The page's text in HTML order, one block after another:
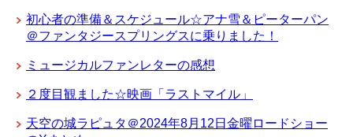
初心者の準備＆スケジュール☆アナ雪＆ピーターパン
＠ファンタジースプリングスに乗りました！
ミュージカルファンレターの感想
２度目観ました☆映画「ラストマイル」
天空の城ラピュタ＠2024年8月12日金曜ロードショー